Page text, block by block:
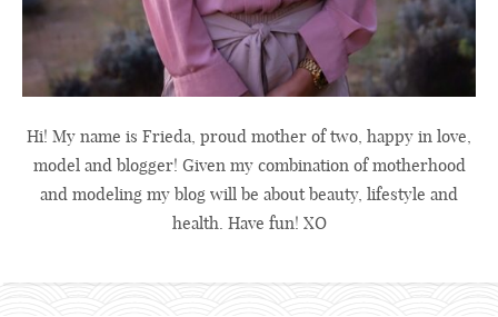
Hi! My name is Frieda, proud mother of two, happy in love,
model and blogger! Given my combination of motherhood
and modeling my blog will be about beauty, lifestyle and
health. Have fun! XO